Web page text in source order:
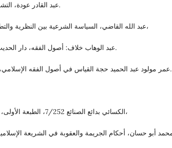
عبد القادر عودة، التشريع الجنائي الإسلامي، ج1.
عبد الله القاضي، السياسة الشرعية بين النظرية والتطبيق، الطبعة الأولى 1989،
عبد الوهاب خلاف: أصول الفقه، دار الحديث الطبعة الأولى 2003ف.
عمر مولود عبد الحميد حجة القياس في أصول الفقه الإسلامي، منشورات جامعة بنغازي.
الكسائي بدائع الصنائع 7/252، الطبعة الأولى، طبعة الجمالية سنة 1995،